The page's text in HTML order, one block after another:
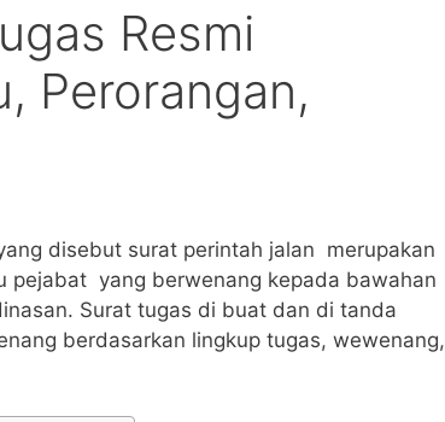
Resmi
Perorangan,
disebut surat perintah jalan merupakan
pejabat yang berwenang kepada bawahan
Surat tugas di buat dan di tanda
berdasarkan lingkup tugas, wewenang,